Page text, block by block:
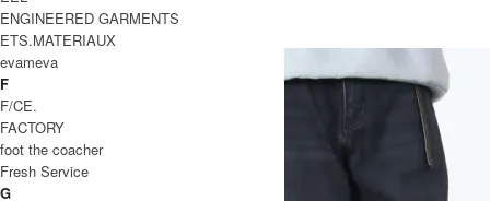
STUDIO NICHOLSON
スタジオニコルソン
ENGINEERED GARMENTS
ETS.MATERIAUX
evameva
F
F/CE.
FACTORY
foot the coacher
Fresh Service
G